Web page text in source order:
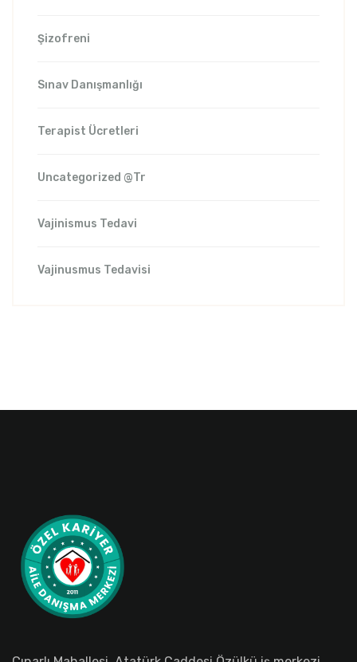
Şizofreni
Sınav Danışmanlığı
Terapist Ücretleri
Uncategorized @tr
Vajinismus Tedavi
Vajinusmus Tedavisi